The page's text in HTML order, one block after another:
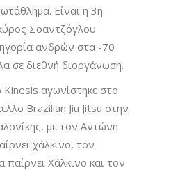
Είναι η 3η
Σοαντζόγλου
ανδρών στα -70
σε διεθνή διοργάνωση.
Kinesis αγωνίστηκε στο
Brazilian Jiu Jitsu στην
με τον Αντώνη
χάλκινο, τον
Χάλκινο και τον